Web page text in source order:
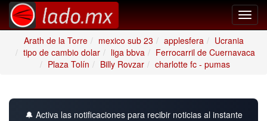
Arath de la Torre
mexico sub 23 applesfera
Ucrania
tipo de cambio dolar
liga bbva
Ferrocarril de Cuernavaca
Plaza Tolín
Billy Rovzar charlotte fc - pumas
🔔 Activa las notificaciones para recibir noticias al instante